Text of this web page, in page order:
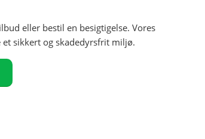
eller bestil en besigtigelse. Vores
sikkert og skadedyrsfrit miljø.